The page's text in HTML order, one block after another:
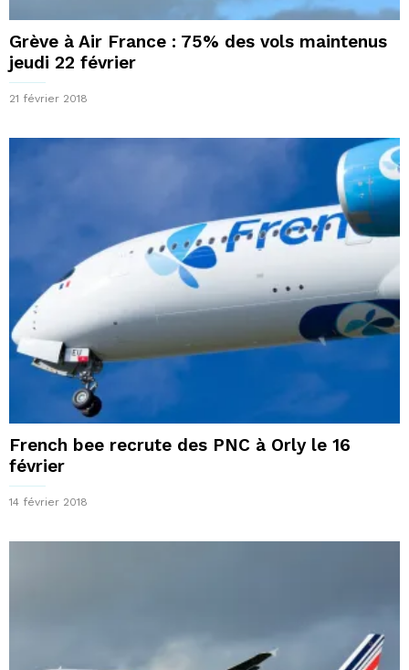
Grève à Air France : 75% des vols maintenus
jeudi 22 février
21 février 2018
French bee recrute des PNC à Orly le 16
février
14 février 2018